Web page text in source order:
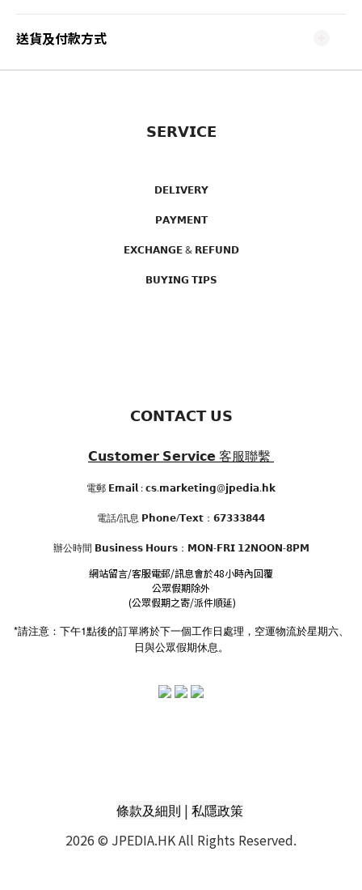
送貨及付款方式
𝗦𝗘𝗥𝗩𝗜𝗖𝗘
𝗗𝗘𝗟𝗜𝗩𝗘𝗥𝗬
𝗣𝗔𝗬𝗠𝗘𝗡𝗧
𝗘𝗫𝗖𝗛𝗔𝗡𝗚𝗘 & 𝗥𝗘𝗙𝗨𝗡𝗗
𝗕𝗨𝗬𝗜𝗡𝗚 𝗧𝗜𝗣𝗦
𝗖𝗢𝗡𝗧𝗔𝗖𝗧 𝗨𝗦
𝗖𝘂𝘀𝘁𝗼𝗺𝗲𝗿 𝗦𝗲𝗿𝘃𝗶𝗰𝗲 客服聯繫
電郵 𝗘𝗺𝗮𝗶𝗹 : 𝗰𝘀.𝗺𝗮𝗿𝗸𝗲𝘁𝗶𝗻𝗴@𝗷𝗽𝗲𝗱𝗶𝗮.𝗵𝗸
電話/訊息 𝗣𝗵𝗼𝗻𝗲/𝗧𝗲𝘅𝘁：𝟲𝟳𝟯𝟯𝟯𝟴𝟰𝟰
辦公時間 𝗕𝘂𝘀𝗶𝗻𝗲𝘀𝘀 𝗛𝗼𝘂𝗿𝘀：𝗠𝗢𝗡-𝗙𝗥𝗜 𝟭𝟮𝗡𝗢𝗢𝗡-𝟴𝗣𝗠
網站留言/客服電郵/訊息會於48小時內回覆
公眾假期除外
(公眾假期之寄/派件順延)
*請注意：下午1點後的訂單將於下一個工作日處理，空運物流於星期六、
日與公眾假期休息。
條款及細則 | 私隱政策
2026 © JPEDIA.HK All Rights Reserved.